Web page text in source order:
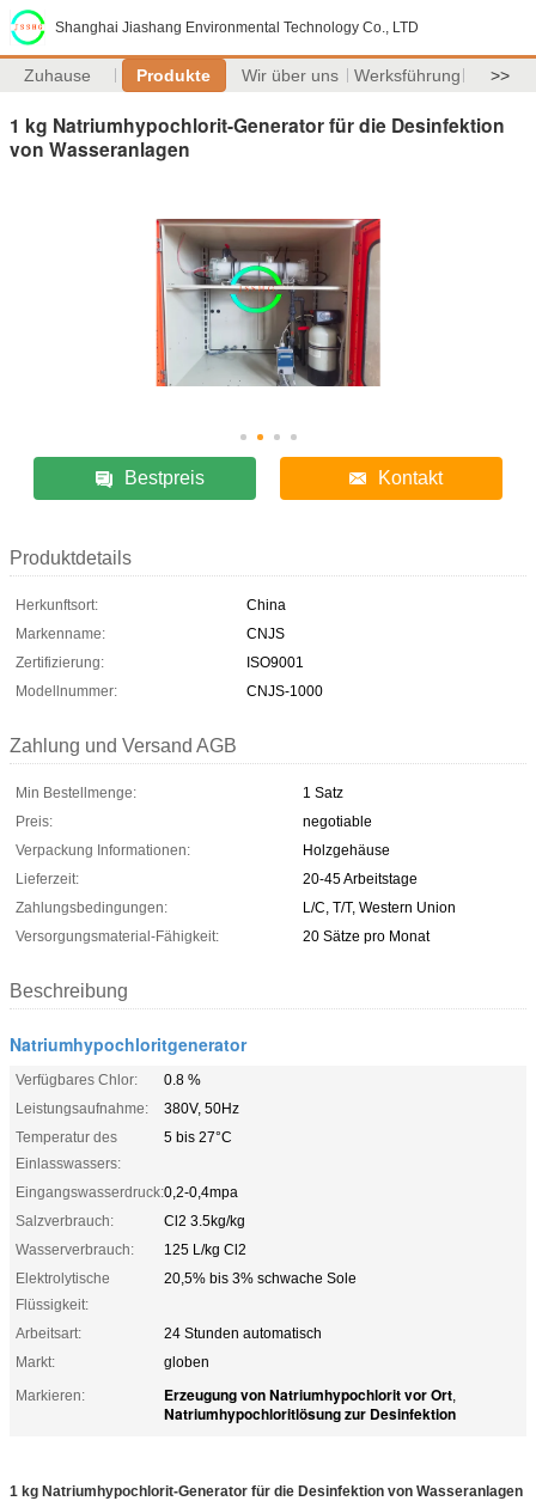
Shanghai Jiashang Environmental Technology Co., LTD
Zuhause Produkte Wir über uns Werksführung >>
1 kg Natriumhypochlorit-Generator für die Desinfektion
von Wasseranlagen
Bestpreis Kontakt
Produktdetails
Herkunftsort:
China
Markenname:
CNJS
Zertifizierung:
ISO9001
Modellnummer:
CNJS-1000
Zahlung und Versand AGB
Min Bestellmenge:
1 Satz
Preis:
negotiable
Verpackung Informationen:
Holzgehäuse
Lieferzeit:
20-45 Arbeitstage
Zahlungsbedingungen:
L/C, T/T, Western Union
Versorgungsmaterial-Fähigkeit:
20 Sätze pro Monat
Beschreibung
Natriumhypochloritgenerator
Verfügbares Chlor:
0.8 %
Leistungsaufnahme:
380V, 50Hz
Temperatur des
Einlasswassers:
5 bis 27°C
Eingangswasserdruck:0,2-0,4mpa
Salzverbrauch:
Cl2 3.5kg/kg
Wasserverbrauch:
125 L/kg Cl2
Elektrolytische
Flüssigkeit:
20,5% bis 3% schwache Sole
Arbeitsart:
24 Stunden automatisch
Markt:
globen
Markieren:
Erzeugung von Natriumhypochlorit vor Ort,
Natriumhypochloritlösung zur Desinfektion
1 kg Natriumhypochlorit-Generator für die Desinfektion von Wasseranlagen